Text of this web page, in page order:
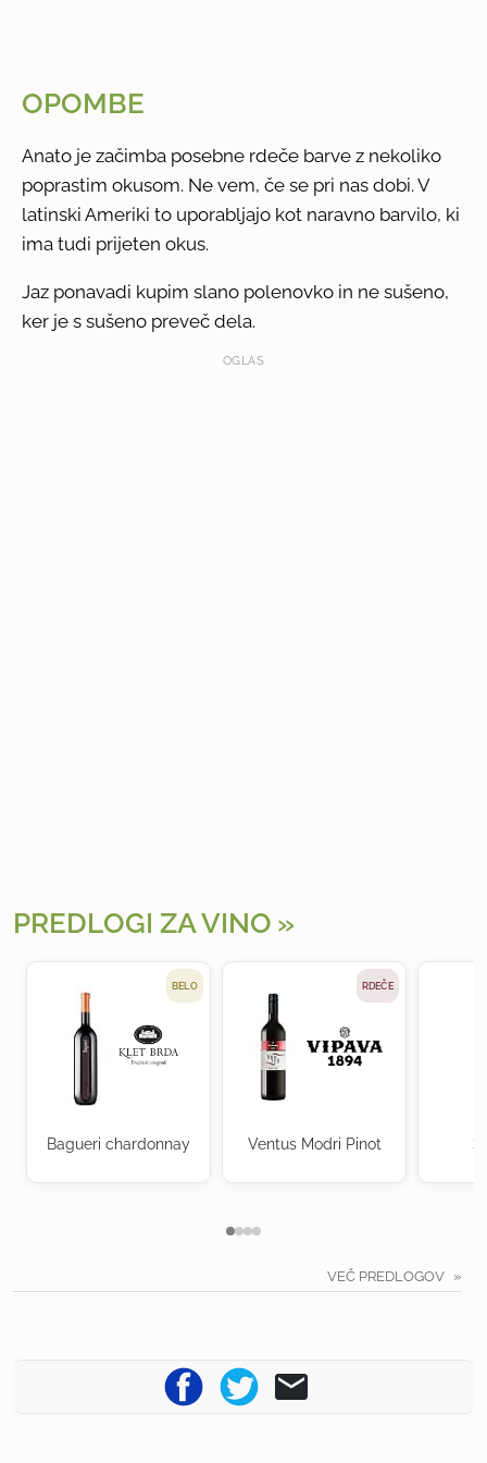
OPOMBE
Anato je začimba posebne rdeče barve z nekoliko
poprastim okusom. Ne vem, če se pri nas dobi. V
latinski Ameriki to uporabljajo kot naravno barvilo, ki
ima tudi prijeten okus.
Jaz ponavadi kupim slano polenovko in ne sušeno,
ker je s sušeno preveč dela.
OGLAS
PREDLOGI ZA VINO
BELO
Bagueri chardonnay
RDEČE
Ventus Modri Pinot
VEČ PREDLOGOV